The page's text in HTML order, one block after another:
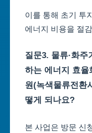
이를 통해 초기 투
에너지 비용을 절
질문3. 물류·화
하는 에너지 효율
원(녹색물류전환
떻게 되나요?
본 사업은 방문 신